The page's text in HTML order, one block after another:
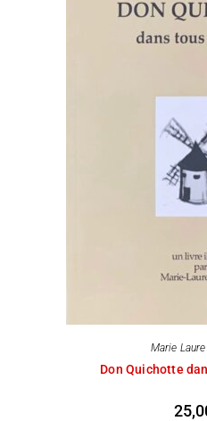
Marie
Don Quichotte